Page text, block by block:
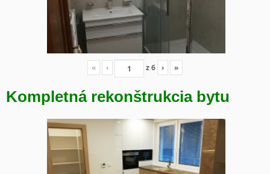
« ‹ z6 › »
Kompletná rekonštrukcia bytu